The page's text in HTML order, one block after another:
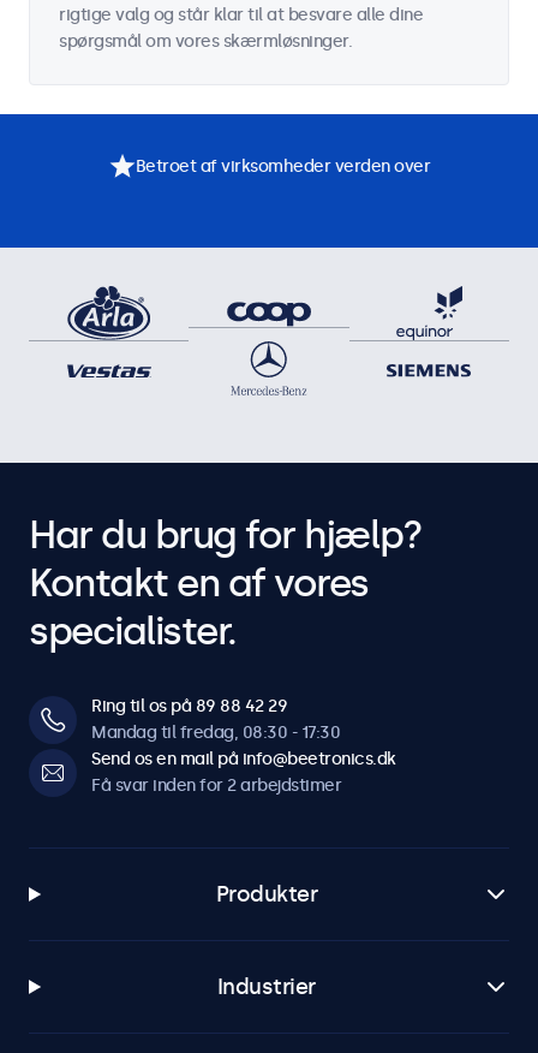
rigtige valg og står klar til at besvare alle dine
spørgsmål om vores skærmløsninger.
Betroet af virksomheder verden over
Har du brug for hjælp?
Kontakt en af vores
specialister.
Ring til os på 89 88 42 29
Mandag til fredag, 08:30 - 17:30
Send os en mail på info@beetronics.dk
Få svar inden for 2 arbejdstimer
Produkter
Industrier